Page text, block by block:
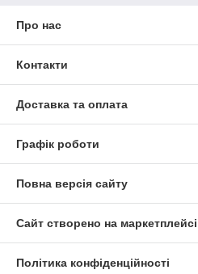
Про нас
Контакти
Доставка та оплата
Графік роботи
Повна версія сайту
Сайт створено на маркетплейсі
Політика конфіденційності